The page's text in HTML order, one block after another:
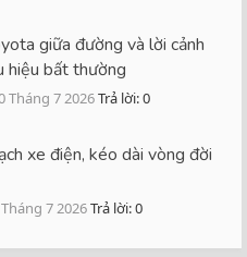
giữa đường và lời cảnh
hiệu bất thường
Tháng 7 2026Trả lời: 0
xe điện, kéo dài vòng đời
7 2026Trả lời: 0